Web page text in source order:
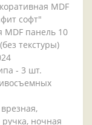
MDF
софт"
панель 10
текстуры)
- 3 шт.
ручка, ночная